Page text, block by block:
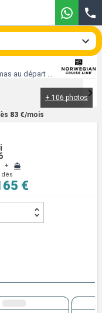
Croisière Norwegian Aqua : États-Unis, Bahamas au départ de Miami
+ 106 photos
+
dès
€
83 €/mois